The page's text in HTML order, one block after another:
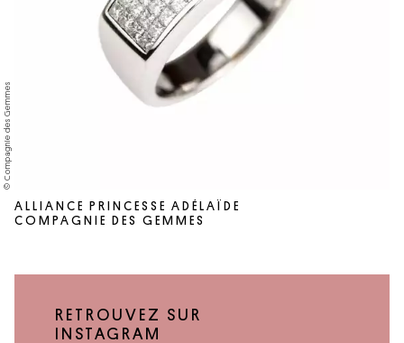
© Compagnie des Gemmes
ALLIANCE PRINCESSE ADÉLAÏDE
COMPAGNIE DES GEMMES
RETROUVEZ SUR
INSTAGRAM